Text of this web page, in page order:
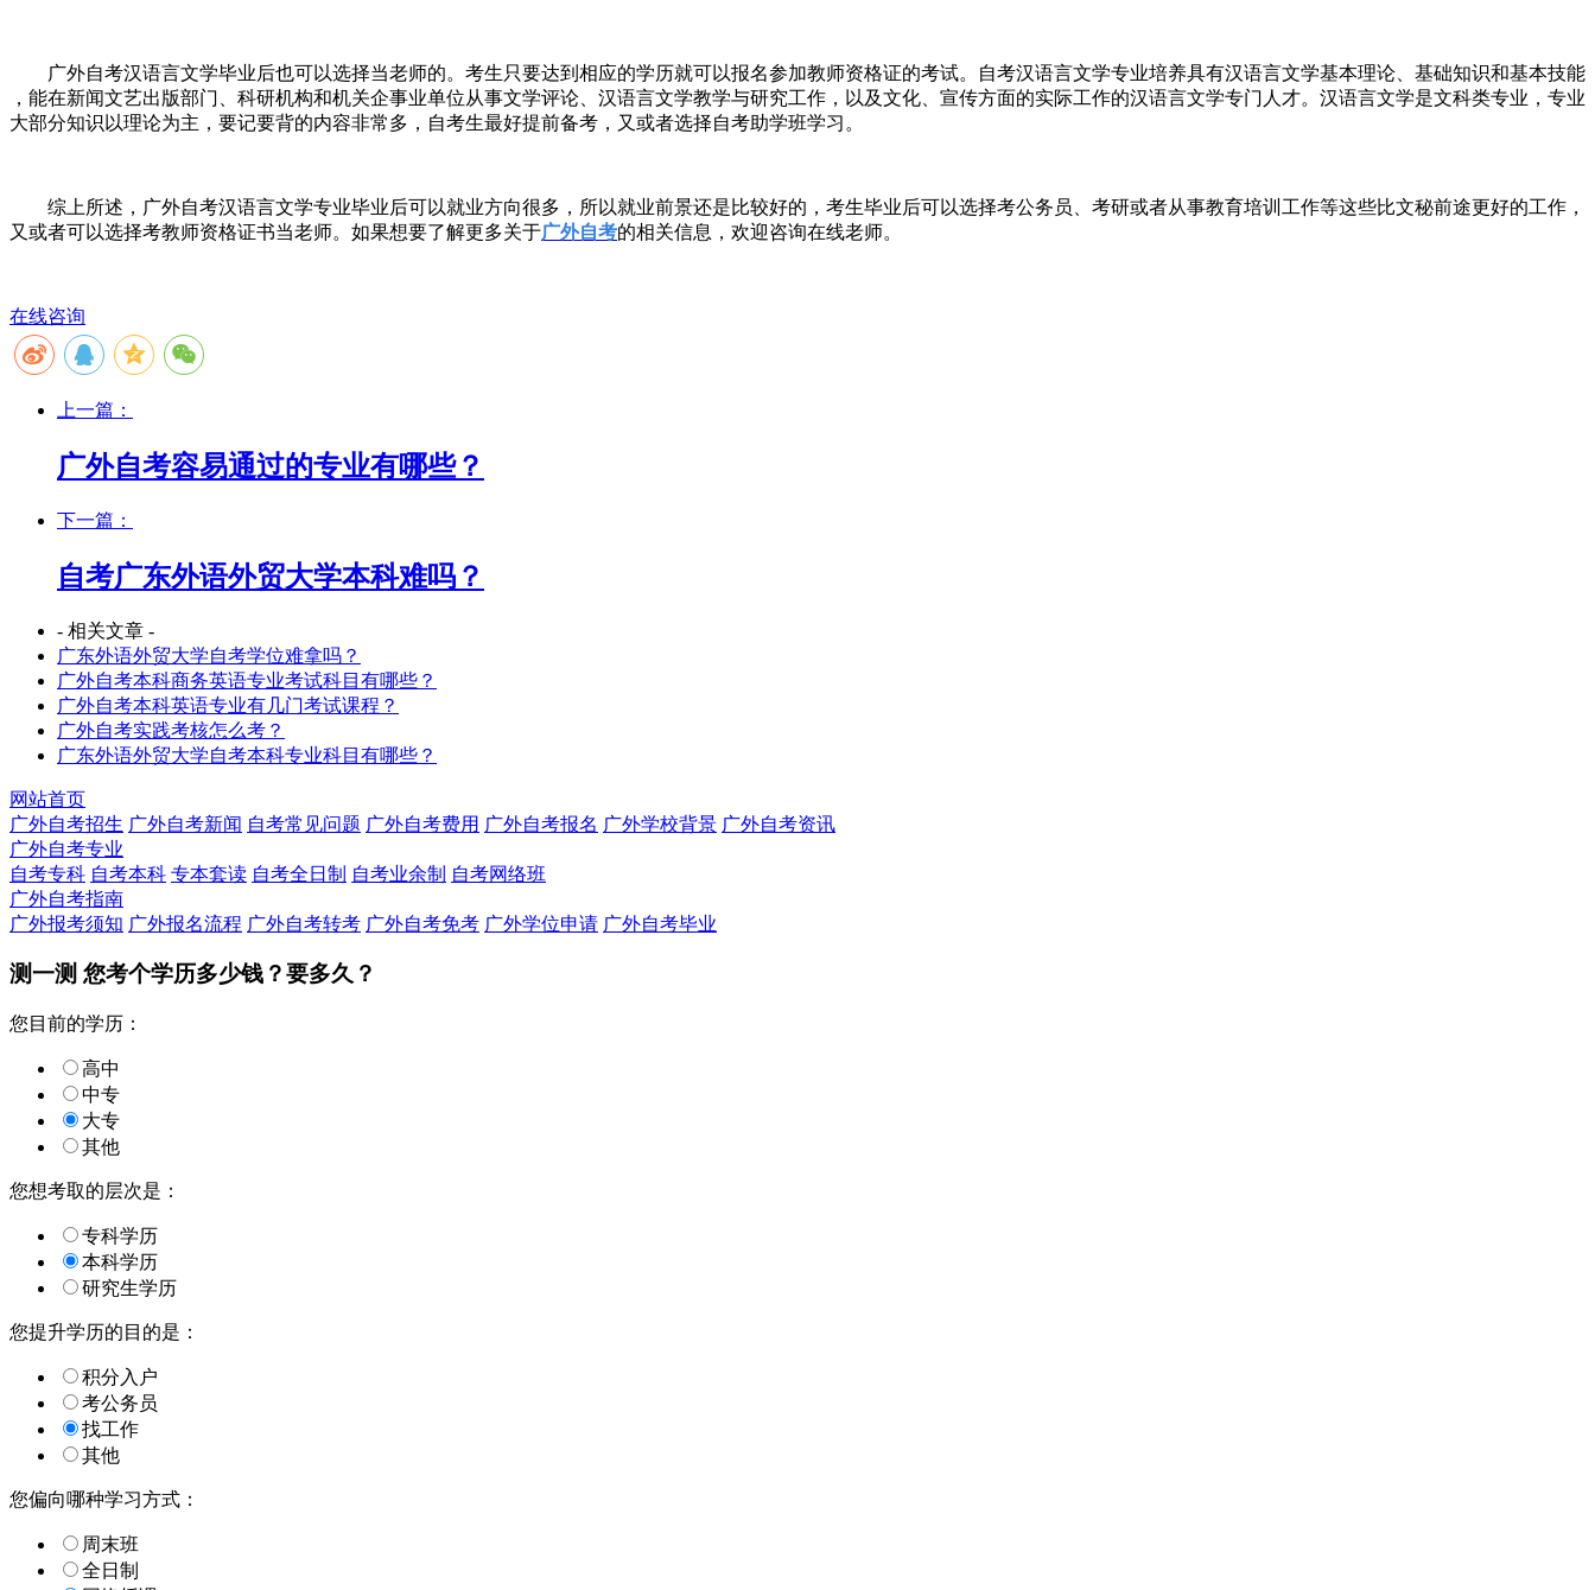
广外自考汉语言文学毕业后也可以选择当老师的。考生只要达到相应的学历就可以报名参加教师资格证的考试。自考汉语言文学专业培养具有汉语言文学基本理论、基础知识和基本技能
，能在新闻文艺出版部门、科研机构和机关企事业单位从事文学评论、汉语言文学教学与研究工作，以及文化、宣传方面的实际工作的汉语言文学专门人才。汉语言文学是文科类专业 ， 专业
大部分知识以理论为主， 要记要背的内容非常多，自考生最好提前备考 ，又或者选择自考助学班学习。
综上所述，广外自考汉语言文学专业毕业后可以就业方向很多，所以就业前景还是比较好的 ，考生毕业后可以选择考公务员、考研或者从事教育培训工作等这些比文秘前途更好的工作 ，
又或者可以选择考教师资格证书当老师。如果想要了解更多关于广外自考的相关信息，欢迎咨询在线老师。
在线咨询
上一篇：
广外自考容易通过的专业有哪些？
下一篇：
自考广东外语外贸大学本科难吗？
- 相关文章 -
广东外语外贸大学自考学位难拿吗？
广外自考本科商务英语专业考试科目有哪些？
广外自考本科英语专业有几门考试课程？
广外自考实践考核怎么考？
广东外语外贸大学自考本科专业科目有哪些？
网站首页
广外自考招生 广外自考新闻 自考常见问题 广外自考费用 广外自考报名 广外学校背景 广外自考资讯
广外自考专业
自考专科 自考本科 专本套读 自考全日制 自考业余制 自考网络班
广外自考指南
广外报考须知 广外报名流程 广外自考转考 广外自考免考 广外学位申请 广外自考毕业
测一测 您考个学历多少钱？要多久？
您目前的学历：
高中
中专
大专
其他
您想考取的层次是：
专科学历
本科学历
研究生学历
您提升学历的目的是：
积分入户
考公务员
找工作
其他
您偏向哪种学习方式：
周末班
全日制